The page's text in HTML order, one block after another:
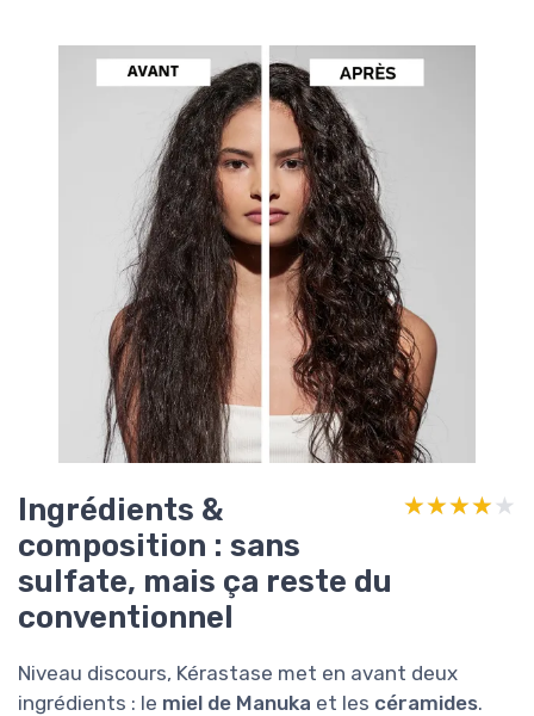
Ingrédients &
composition : sans
sulfate, mais ça reste du
conventionnel
★★★★★
★★★★★
Niveau discours, Kérastase met en avant deux
ingrédients : le miel de Manuka et les céramides.